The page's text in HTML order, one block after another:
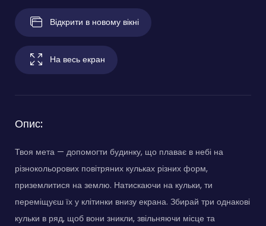
Відкрити в новому вікні
На весь екран
Опис:
Твоя мета — допомогти будинку, що плаває в небі на
різнокольорових повітряних кульках різних форм,
приземлитися на землю. Натискаючи на кульки, ти
переміщуєш їх у клітинки внизу екрана. Збирай три однакові
кульки в ряд, щоб вони зникли, звільняючи місце та